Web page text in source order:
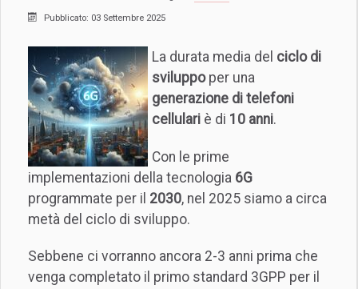
Pubblicato: 03 Settembre 2025
La durata media del ciclo di
sviluppoper una
generazione di telefoni
cellulari è di 10 anni.
Con le prime
implementazioni della tecnologia 6G
programmate per il 2030, nel 2025 siamo a circa
metà del ciclo di sviluppo.
Sebbene ci vorranno ancora 2-3 anni prima che
venga completato il primo standard 3GPP per il